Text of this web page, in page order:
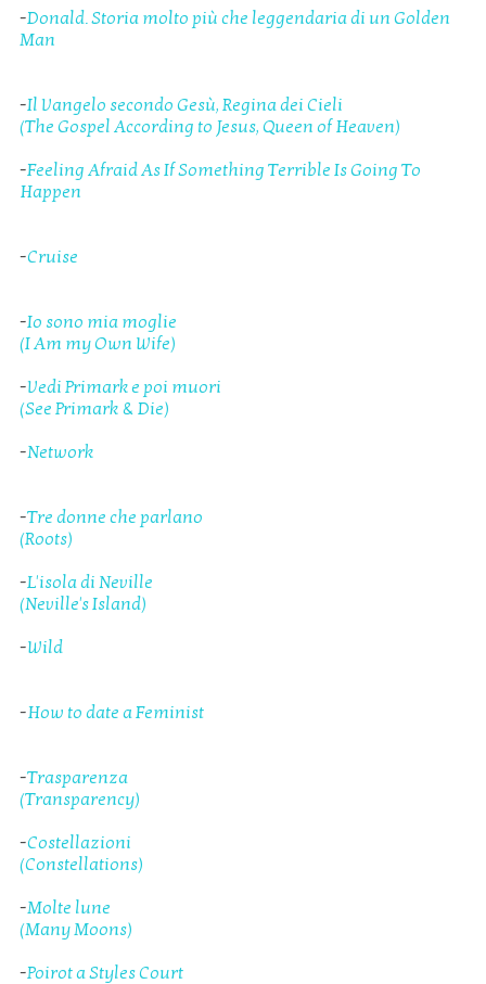
-Donald. Storia molto più che leggendaria di un Golden
Man
-Il Vangelo secondo Gesù, Regina dei Cieli
(The Gospel According to Jesus, Queen of Heaven)
-Feeling Afraid As If Something Terrible Is Going To
Happen
-Cruise
-Io sono mia moglie
(I Am my Own Wife)
-Vedi Primark e poi muori
(See Primark & Die)
-Network
-Tre donne che parlano
(Roots)
-L'isola di Neville
(Neville's Island)
-Wild
-How to date a Feminist
-Trasparenza
(Transparency)
-Costellazioni
(Constellations)
-Molte lune
(Many Moons)
-Poirot a Styles Court